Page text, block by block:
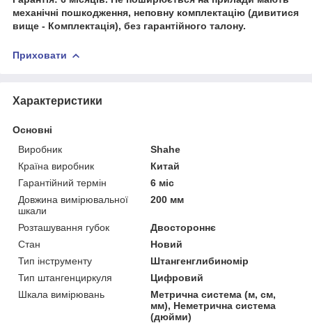
механічні пошкодження, неповну комплектацію (дивитися
вище - Комплектація), без гарантійного талону.
Приховати
Характеристики
Основні
Виробник
Shahe
Країна виробник
Китай
Гарантійний термін
6 міс
Довжина вимірювальної
шкали
200 мм
Розташування губок
Двостороннє
Стан
Новий
Тип інструменту
Штангенглибиномір
Тип штангенциркуля
Цифровий
Шкала вимірювань
Метрична система (м, см,
мм), Неметрична система
(дюйми)